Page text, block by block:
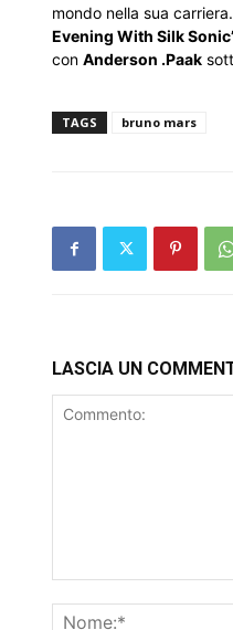
mondo nella sua
Evening With Silk
con Anderson .Paak
TAGS bruno mars
LASCIA UN